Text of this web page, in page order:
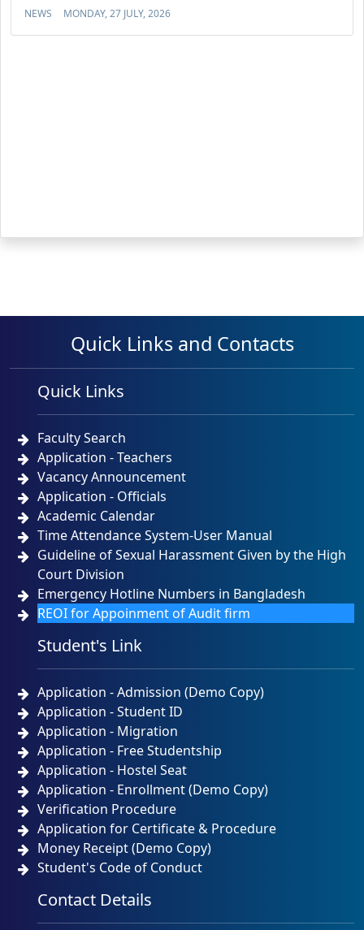
NEWS MONDAY, 27 JULY, 2026
Quick Links and Contacts
Quick Links
Faculty Search
Application - Teachers
Vacancy Announcement
Application - Officials
Academic Calendar
Time Attendance System-User Manual
Guideline of Sexual Harassment Given by the High
Court Division
Emergency Hotline Numbers in Bangladesh
REOI for Appoinment of Audit firm
Student's Link
Application - Admission (Demo Copy)
Application - Student ID
Application - Migration
Application - Free Studentship
Application - Hostel Seat
Application - Enrollment (Demo Copy)
Verification Procedure
Application for Certificate & Procedure
Money Receipt (Demo Copy)
Student's Code of Conduct
Contact Details